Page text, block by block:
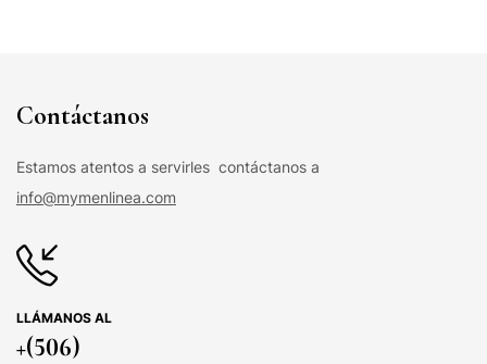
Contáctanos
Estamos atentos a servirles contáctanos a
info@mymenlinea.com
LLÁMANOS AL
+(506)